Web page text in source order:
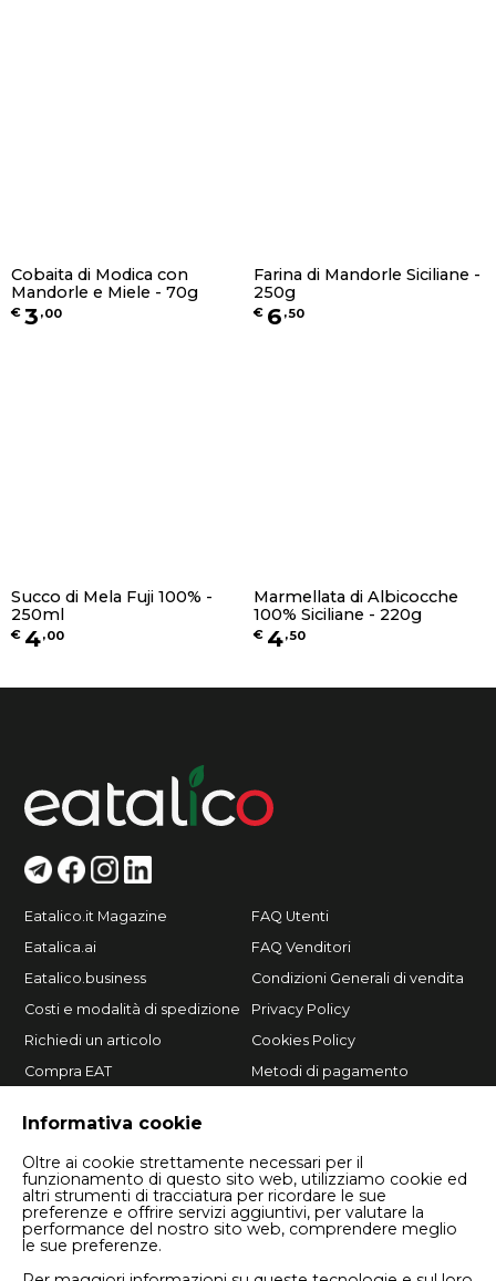
Cobaita di Modica con
Mandorle e Miele - 70g
€ 3 ,00
Farina di Mandorle Siciliane -
250g
€ 6 ,50
Succo di Mela Fuji 100% -
250ml
€ 4,00
Marmellata di Albicocche
100% Siciliane - 220g
€ 4,50
Informativa cookie
Oltre ai cookie strettamente necessari per il
funzionamento di questo sito web, utilizziamo cookie ed
altri strumenti di tracciatura per ricordare le sue
preferenze e offrire servizi aggiuntivi, per valutare la
performance del nostro sito web, comprendere meglio
le sue preferenze.
Eatalico.it Magazine
Eatalica.ai
Eatalico.business
Costi e modalità di spedizione
Richiedi un articolo
Compra EAT
FAQ Utenti
FAQ Venditori
Condizioni Generali di vendita
Privacy Policy
Cookies Policy
Metodi di pagamento